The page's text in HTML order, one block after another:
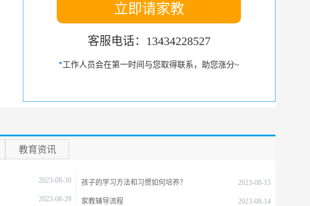
吴教员预约朱学员初三 化学,物理,数学
立即请家教
客服电话：13434228527
*工作人员会在第一时间与您取得联系，助您涨分~
教育资讯
2023-08-30
2023-08-29
孩子的学习方法和习惯如何培养？ 2023-08-15
家教辅导流程 2023-08-14